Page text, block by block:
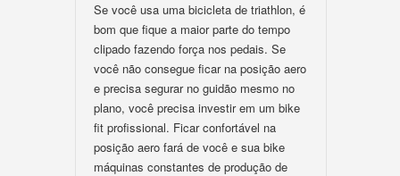
Se você usa uma bicicleta de triathlon, é
bom que fique a maior parte do tempo
clipado fazendo força nos pedais. Se
você não consegue ficar na posição aero
e precisa segurar no guidão mesmo no
plano, você precisa investir em um bike
fit profissional. Ficar confortável na
posição aero fará de você e sua bike
máquinas constantes de produção de